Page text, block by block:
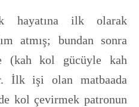
hayatına ilk olarak
atmış; bundan sonra
(kah kol gücüyle kah
İlk işi olan matbaada
kol çevirmek patronun